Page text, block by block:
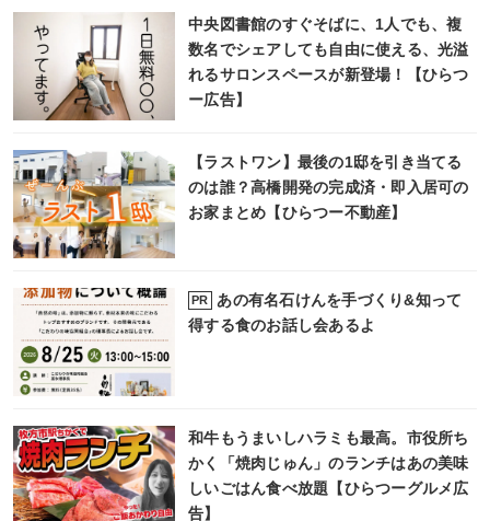
中央図書館のすぐそばに、1人でも、複
数名でシェアしても自由に使える、光溢
れるサロンスペースが新登場！【ひらつ
ー広告】
【ラストワン】最後の1邸を引き当てる
のは誰？高橋開発の完成済・即入居可の
お家まとめ【ひらつー不動産】
PR
あの有名石けんを手づくり&知って
得する食のお話し会あるよ
和牛もうまいしハラミも最高。市役所ち
かく「焼肉じゅん」のランチはあの美味
しいごはん食べ放題【ひらつーグルメ広
告】